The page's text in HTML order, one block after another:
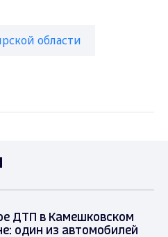
области
ДТП в Камешковском
один из автомобилей